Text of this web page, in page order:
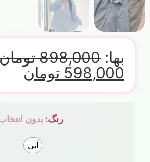
بها: 898,000 تومان
598,000 تومان
رنگ: بدون انتخاب
آبی